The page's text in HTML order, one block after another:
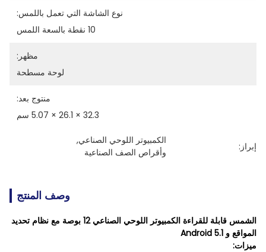
نوع الشاشة التي تعمل باللمس:
10 نقطة بالسعة اللمس
مظهر:
لوحة مسطحة
منتوج بعد:
32.3 × 26.1 × 5.07 سم
إبراز:
الكمبيوتر اللوحي الصناعي,
وأقراص الصف الصناعية
وصف المنتج
الشمس قابلة للقراءة الكمبيوتر اللوحي الصناعي 12 بوصة مع نظام تحديد
المواقع و Android 5.1
ميزات: